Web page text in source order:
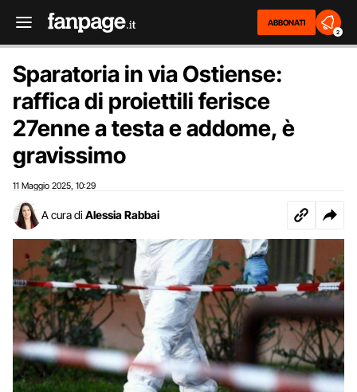
ABBONATI
2
Sparatoria in via Ostiense:
raffica di proiettili ferisce
27enne a testa e addome, è
gravissimo
11 Maggio 2025 10:29
A cura di Alessia Rabbai